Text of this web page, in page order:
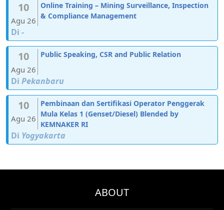
10
Agu 26
Online Training – Mining Surveillance, Inspection
& Compliance Management
Di -
10
Agu 26
Public Speaking, CSR and Public Relation
Di Pekanbaru
10
Agu 26
Pembinaan dan Sertifikasi Operator Penggerak
Mula Kelas 1 (Genset/Diesel) Blended by
KEMNAKER RI
Di Yogyakarta
ABOUT